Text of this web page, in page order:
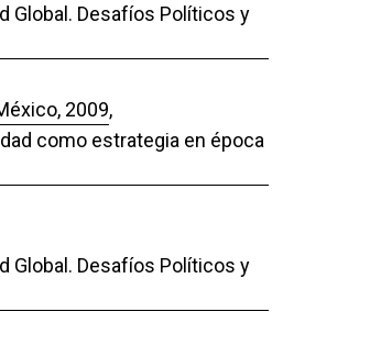
Global. Desafíos Políticos y
2009,
como estrategia en época
Global. Desafíos Políticos y